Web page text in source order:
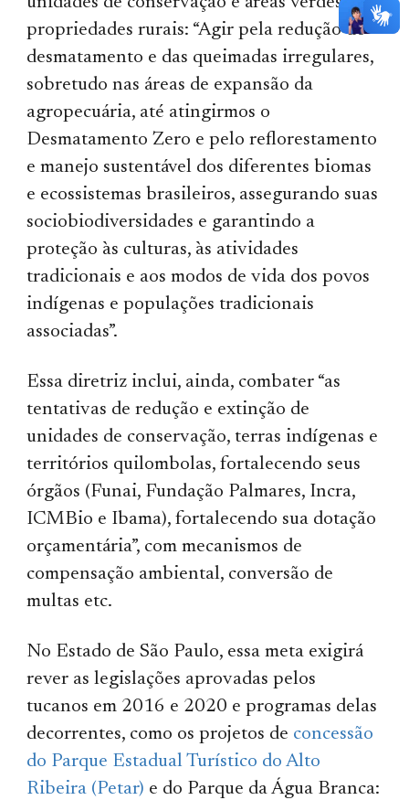
propriedades rurais: “Agir pela redução do
desmatamento e das queimadas irregulares,
sobretudo nas áreas de expansão da
agropecuária, até atingirmos o
Desmatamento Zero e pelo reflorestamento
e manejo sustentável dos diferentes biomas
e ecossistemas brasileiros, assegurando suas
sociobiodiversidades e garantindo a
proteção às culturas, às atividades
tradicionais e aos modos de vida dos povos
indígenas e populações tradicionais
associadas”.
Essa diretriz inclui, ainda, combater “as
tentativas de redução e extinção de
unidades de conservação, terras indígenas e
territórios quilombolas, fortalecendo seus
órgãos (Funai, Fundação Palmares, Incra,
ICMBio e Ibama), fortalecendo sua dotação
orçamentária”, com mecanismos de
compensação ambiental, conversão de
multas etc.
No Estado de São Paulo, essa meta exigirá
rever as legislações aprovadas pelos
tucanos em 2016 e 2020 e programas delas
decorrentes, como os projetos de concessão
do Parque Estadual Turístico do Alto
Ribeira (Petar) e do Parque da Água Branca: